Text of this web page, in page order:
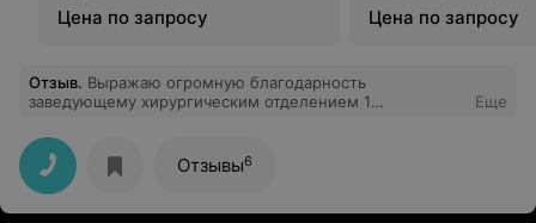
Цена по запросу
Цена по запросу
Отзыв. Выражаю огромную благодарность
заведующему хирургическим отделением 1
Никифорову Ивану Владимировичу за
профессионализм, чуткое внимательное отношение.
Побольше бы таких врачей от Бога!
Еще
Отзывы6